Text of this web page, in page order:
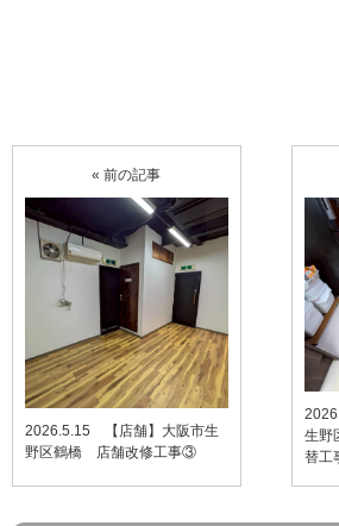
« 前の記事
2026.5.15 【店舗】大阪市生
野区鶴橋 店舗改修工事③
生野
替